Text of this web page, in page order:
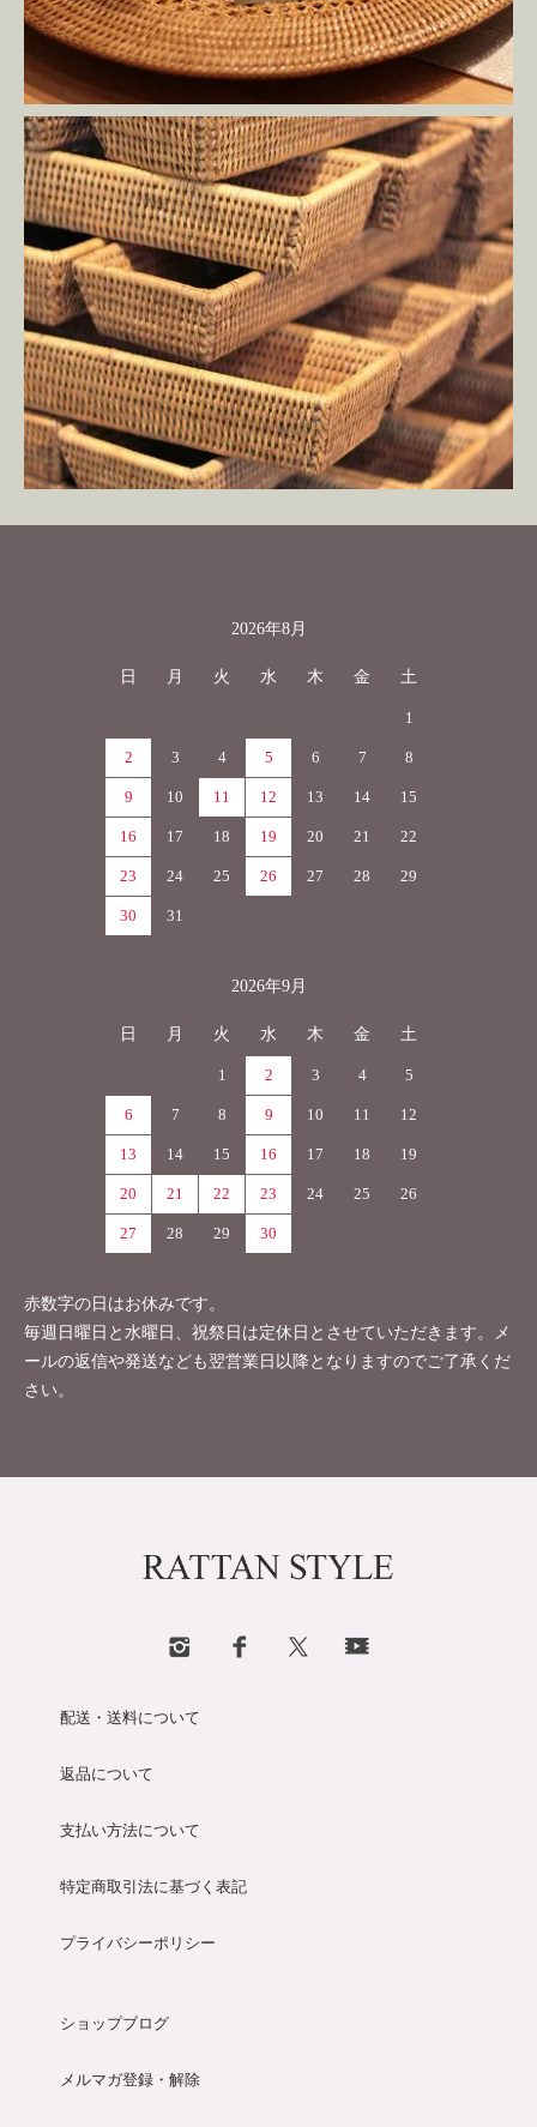
2026年8月
日 月 火 水 木 金 土
1
2 3 4 5 6 7 8
9 10 11 12 13 14 15
16 17 18 19 20 21 22
23 24 25 26 27 28 29
30 31
2026年9月
日 月 火 水 木 金 土
1 2 3 4 5
6 7 8 9 10 11 12
13 14 15 16 17 18 19
20 21 22 23 24 25 26
27 28 29 30
赤数字の日はお休みです。
毎週日曜日と水曜日、祝祭日は定休日とさせていただきます。メ
ールの返信や発送なども翌営業日以降となりますのでご了承くだ
さい。
配送・送料について
返品について
支払い方法について
特定商取引法に基づく表記
プライバシーポリシー
ショップブログ
メルマガ登録・解除